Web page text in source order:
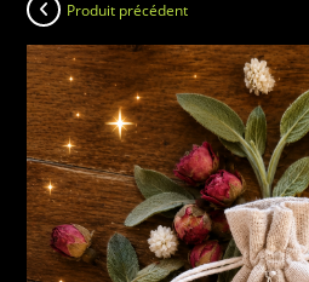
Produit précédent